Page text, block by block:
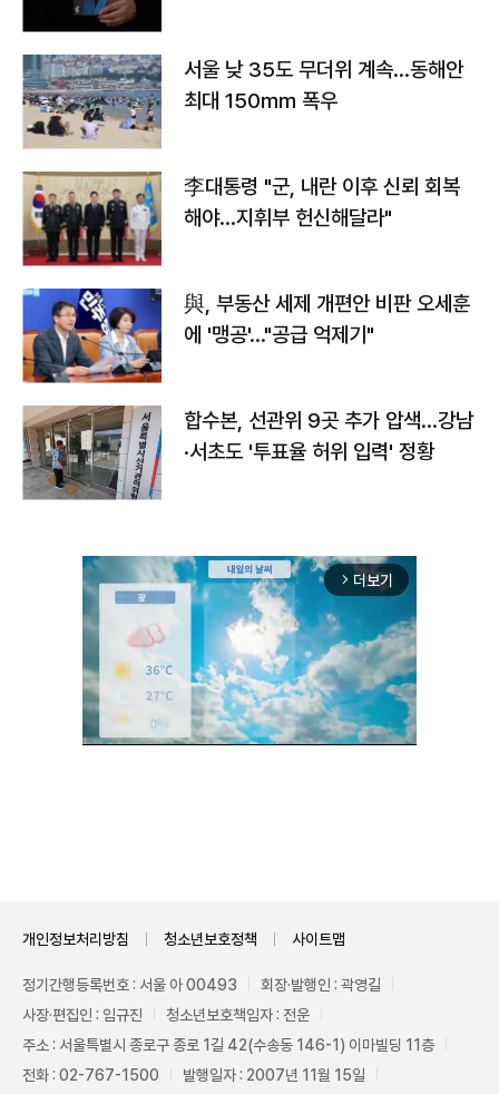
서울 낮 35도 무더위 계속…동해안
최대 150㎜ 폭우
李대통령 "군, 내란 이후 신뢰 회복
해야…지휘부 헌신해달라"
與, 부동산 세제 개편안 비판 오세훈
에 '맹공'…"공급 억제기"
합수본, 선관위 9곳 추가 압색…강남
·서초도 '투표율 허위 입력' 정황
arrow_forward_ios 더보기
개인정보처리방침 청소년보호정책 사이트맵
정기간행등록번호 : 서울 아 00493
회장·발행인 : 곽영길
사장·편집인 : 임규진
청소년보호책임자 : 전운
주소 : 서울특별시 종로구 종로 1길 42(수송동 146-1) 이마빌딩 11층
전화 : 02-767-1500
발행일자 : 2007년 11월 15일